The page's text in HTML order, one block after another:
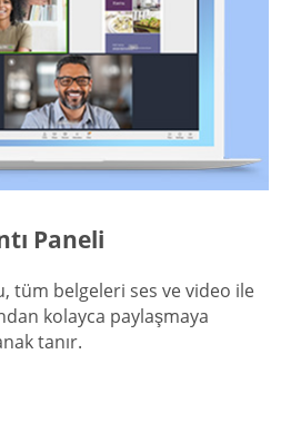
Paneli
tüm belgeleri ses ve video ile
kolayca paylaşmaya
tanır.